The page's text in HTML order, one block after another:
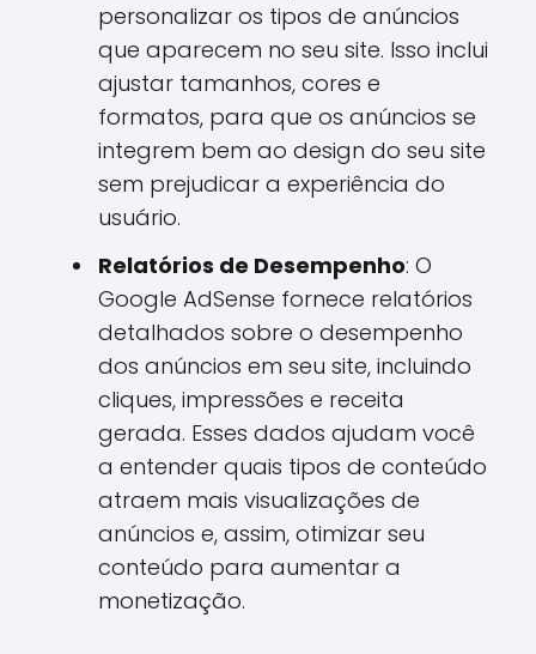
personalizar os tipos de anúncios
que aparecem no seu site. Isso inclui
ajustar tamanhos, cores e
formatos, para que os anúncios se
integrem bem ao design do seu site
sem prejudicar a experiência do
usuário.
Relatórios de Desempenho: O
Google AdSense fornece relatórios
detalhados sobre o desempenho
dos anúncios em seu site, incluindo
cliques, impressões e receita
gerada. Esses dados ajudam você
a entender quais tipos de conteúdo
atraem mais visualizações de
anúncios e, assim, otimizar seu
conteúdo para aumentar a
monetização.